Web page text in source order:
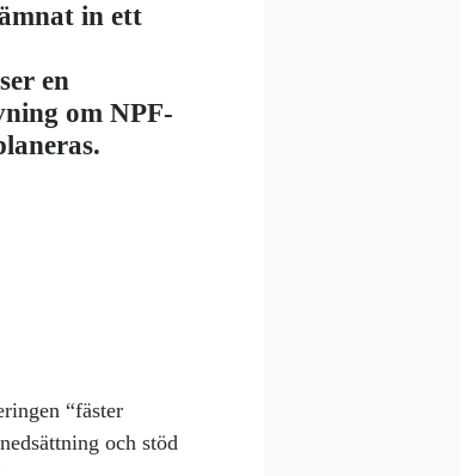
in ett
en
om NPF-
“fäster
och stöd